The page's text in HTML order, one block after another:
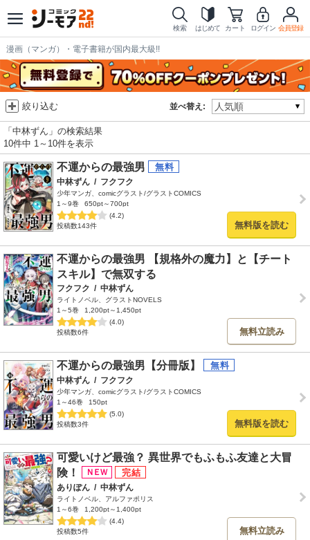
検索 はじめて カート ログイン 会員登録
漫画（マンガ）・電子書籍が国内最大級!!
並べ替え:
絞り込む
「中林ずん」の検索結果
10件中 1～10件を表示
不運からの最強男
中林ずん / フクフク
少年マンガ、comicグラスト/グラストCOMICS
1～9巻
650pt～700pt
(4.2)
投稿数143件
無料版を読む
不運からの最強男 【規格外の魔力】と【チート
スキル】で無双する
フクフク / 中林ずん
ライトノベル、グラストNOVELS
1～5巻
1,200pt～1,450pt
(4.0)
投稿数6件
無料立読み
不運からの最強男【分冊版】
中林ずん / フクフク
少年マンガ、comicグラスト/グラストCOMICS
1～46巻
150pt
(5.0)
投稿数3件
無料版を読む
可愛いけど最強？ 異世界でもふもふ友達と大冒
険！
ありぽん / 中林ずん
ライトノベル、アルファポリス
1～6巻
1,200pt～1,400pt
(4.4)
投稿数5件
無料立読み